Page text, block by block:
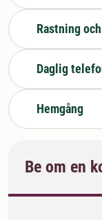
Rastning
Daglig
Hemgång
Be om en